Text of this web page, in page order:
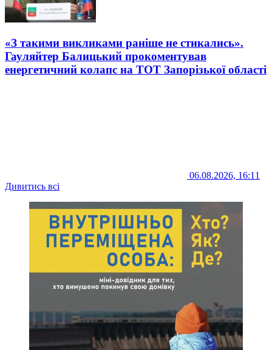
«З такими викликами раніше не стикались».
Гауляйтер Балицький прокоментував
енергетичний колапс на ТОТ Запорізької області
06.08.2026, 16:11
Дивитись всі